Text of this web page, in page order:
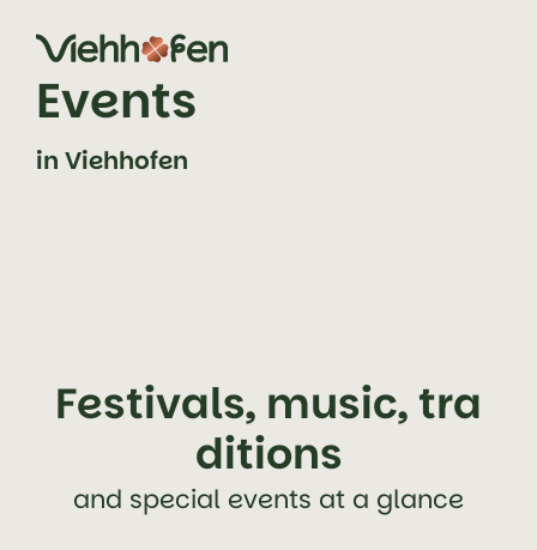
jump to content (alt+0)
jump to main navigation (alt+1)
Events
in Viehhofen
Festivals, music, tra
ditions
and special events at a glance